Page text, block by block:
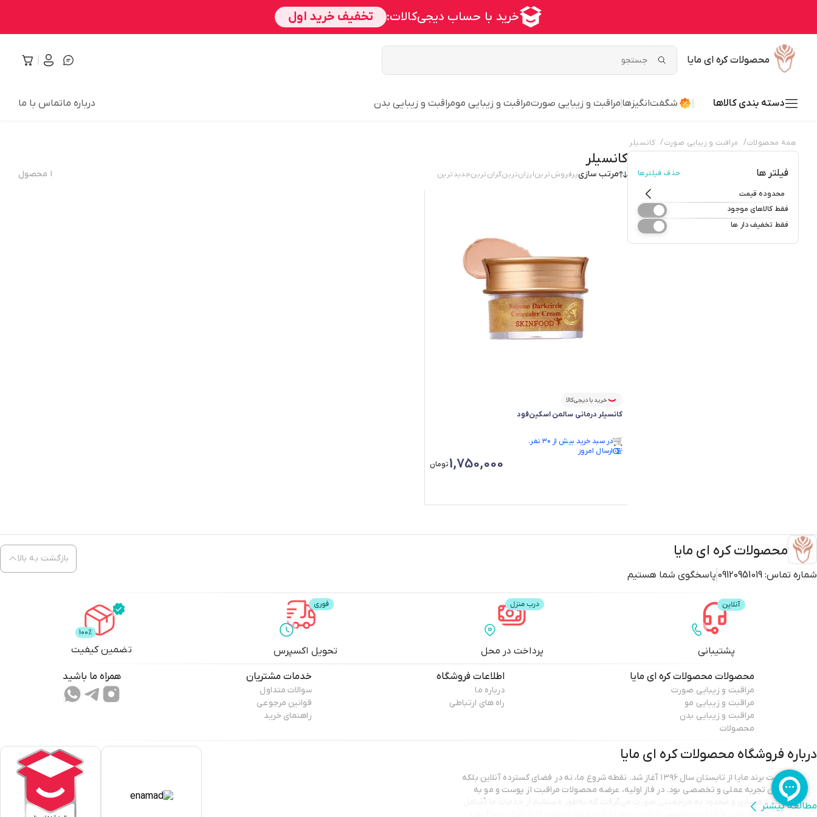
محصولات کره ای مایا
دسته بندی کالاها شگفت‌انگیزها مراقبت و زیبایی صورتمراقبت و زیبایی مومراقبت و زیبایی بدن درباره ماتماس با ما
همه محصولات/ مراقبت و زیبایی صورت/ کانسیلر
فیلتر ها حذف فیلترها
محدوده قیمت
فقط کالاهای موجود
فقط تخفیف دار ها
کانسیلر
مرتب سازیپرفروش‌ترینارزان‌ترینگران‌ترینجدید‌ترین ۱ محصول
خرید با دیجی‌کالا
کانسیلر درمانی سالمن اسکین‌فود
در سبد خرید بیش از ۳۰ نفر.
فقط ۲ عدد در انبار موجود است.
ارسال امروز
1,750,000تومان
محصولات کره ای مایا
شماره تماس: 09120951019 پاسخگوی شما هستیم
بازگشت به بالا
پشتیبانی پرداخت در محل تحویل اکسپرس تضمین کیفیت
محصولات محصولات کره ای مایا
مراقبت و زیبایی صورت
مراقبت و زیبایی مو
مراقبت و زیبایی بدن
محصولات
اطلاعات فروشگاه
درباره ما
راه های ارتباطی
خدمات مشتریان
سوالات متداول
قوانین مرجوعی
راهنمای خرید
همراه ما باشید
درباره فروشگاه محصولات کره ای مایا
فعالیت برند مایا از تابستان سال ۱۳۹۶ آغاز شد. نقطه شروع ما، نه در فضای گسترده آنلاین بلکه
در بطن تجربه عملی و تخصصی بود. در فاز اولیه، عرضه محصولات مراقبت از پوست و مو به
صورت انحصاری و محدود به مراجعینی صورت می‌گرفت که به‌طور مستقیم از خدمات ما (شامل
فیشال‌های درمانی و خدمات تخصصی درمان ریزش و ترمیم مو با تجویز کارشناسان مایا) بهره
مطالعه بیشتر